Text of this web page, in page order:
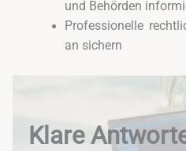
und Behörden
Professionelle
an sichern
Klare